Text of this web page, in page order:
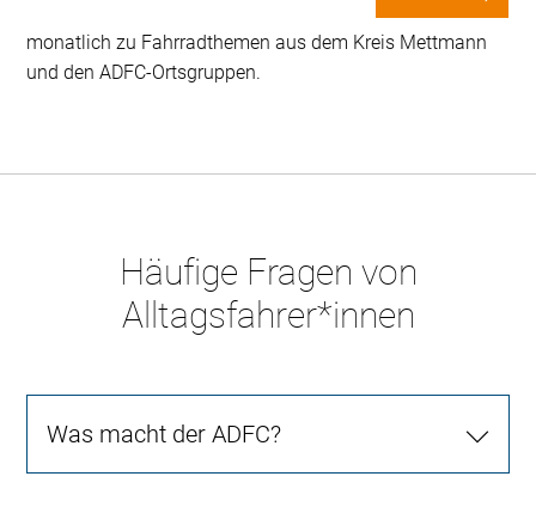
monatlich zu Fahrradthemen aus dem Kreis Mettmann
und den ADFC-Ortsgruppen.
Häufige Fragen von
Alltagsfahrer*innen
Was macht der ADFC?